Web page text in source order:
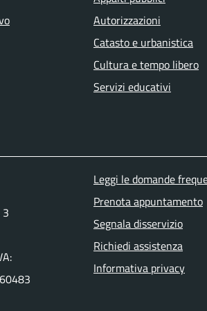
Autorizzazioni
Catasto e urbanistica
Cultura e tempo libero
Servizi educativi
Menu
Leggi le domande
Prenota appuntamento
Segnala disservizio
Richiedi assistenza
Informativa privacy